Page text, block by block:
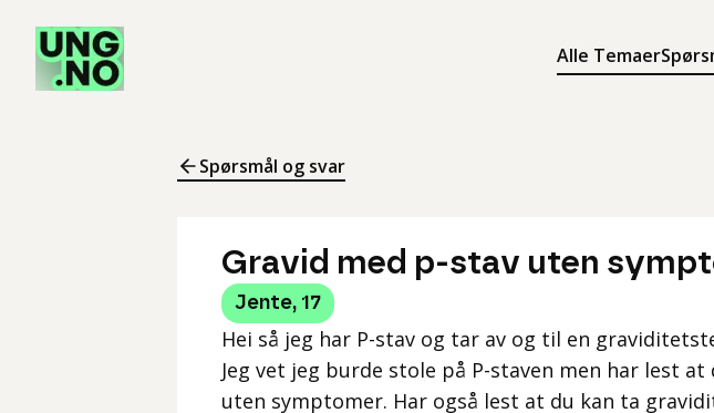
Alle Temaer
Søk
Meny
Spørsmål og svar
Gravid med p-stav uten
Jente, 17
Hei så jeg har P-stav og tar av og til en
Jeg vet jeg burde stole på P-staven men har lest
uten symptomer. Har også lest at du kan ta